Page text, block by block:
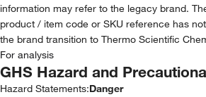
information may refer to the legacy brand.
product / item code or SKU reference has
the brand transition to Thermo Scientific
For analysis
GHS Hazard and
Hazard Statements:Danger